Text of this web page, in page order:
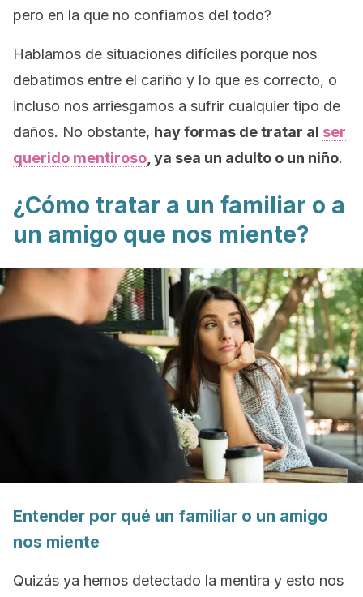
pero en la que no confiamos del todo?
Hablamos de situaciones difíciles porque nos
debatimos entre el cariño y lo que es correcto, o
incluso nos arriesgamos a sufrir cualquier tipo de
daños. No obstante, hay formas de tratar al ser
querido mentiroso , ya sea un adulto o un niño.
¿Cómo tratar a un familiar o a
un amigo que nos miente?
Entender por qué un familiar o un amigo
nos miente
Quizás ya hemos detectado la mentira y esto nos